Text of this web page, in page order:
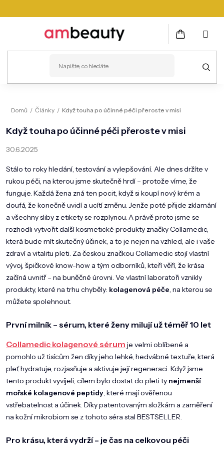
na
NÁKUPNÍ
KOŠÍK
KOSMETICKÉ PŘÍSTROJE
TĚLO
MUŽI
DOMÁCNOST
ZNAČKY
O NÁS
BLOG
Domů / Články / Když touha po účinné péči přeroste v misi
Když touha po účinné péči přeroste v misi
30.6.2025
Stálo to roky hledání, testování a vylepšování. Ale dnes držíte v
rukou péči, na kterou jsme skutečně hrdí – protože víme, že
funguje. Každá žena zná ten pocit, když si koupí nový krém a
doufá, že konečně uvidí a ucítí změnu. Jenže poté přijde zklamání
a všechny sliby z etikety se rozplynou. A právě proto jsme se
rozhodli vytvořit další kosmetické produkty značky Collamedic,
která bude mít skutečný účinek, a to je nejen na vzhled, ale i vaše
zdraví a vitalitu pleti. Za českou značkou Collamedic stojí vlastní
vývoj, špičkové know-how a tým odborníků, kteří věří, že krása
začíná uvnitř – na buněčné úrovni. Ve vlastní laboratoři vznikly
produkty, které na trhu chyběly: kolagenová péče, na kterou se
můžete spolehnout.
První milník – sérum, které ženy milují už téměř 10 let
Collamedic kolagenové sérum je velmi oblíbené a
pomohlo už tisícům žen díky jeho lehké, hedvábné textuře, která
pleť hydratuje, rozjasňuje a aktivuje její regeneraci. Když jsme
tento produkt vyvíjeli, cílem bylo dostat do pleti ty nejmenší
mořské kolagenové peptidy, které mají ověřenou
vstřebatelnost a účinek. Díky patentovaným složkám a zaměření
na kožní mikrobiom se z tohoto séra stal BESTSELLER.
Pro krásu, která vydrží – je čas na celkovou péči